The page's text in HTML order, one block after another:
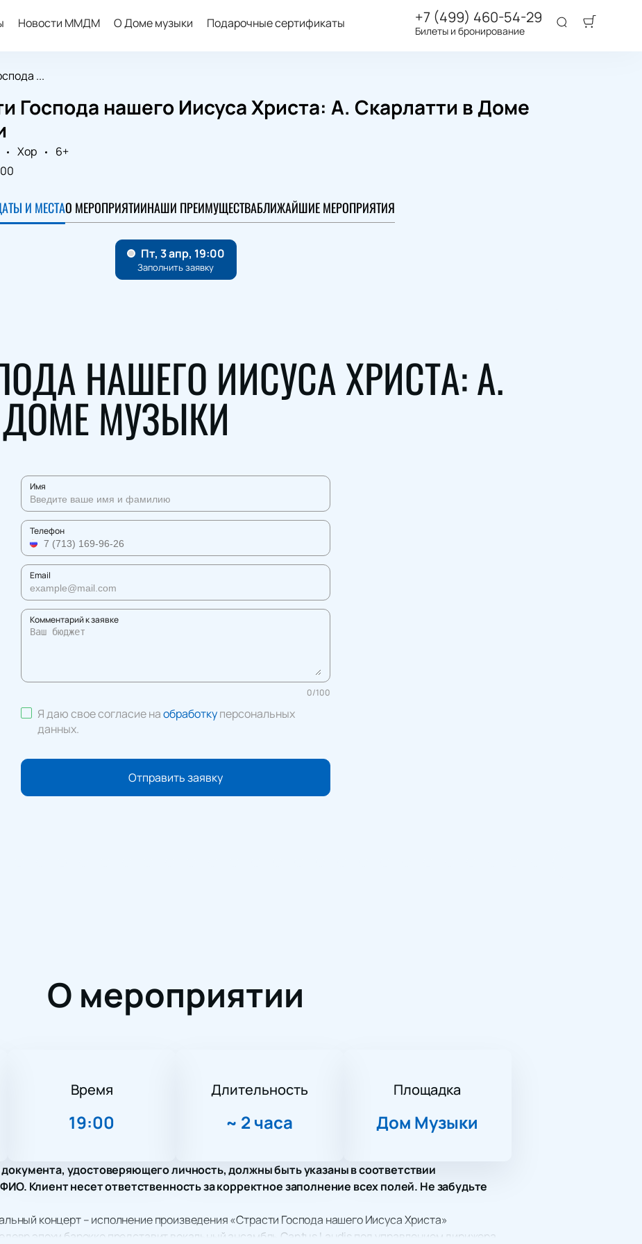
Новости ММДМ О Доме музыки Подарочные сертификаты +7 (499) 460-54-29
Билеты и бронирование
...
Господа нашего Иисуса Христа: А. Скарлатти в Доме
Хор
6+
И МЕСТАО МЕРОПРИЯТИИНАШИ ПРЕИМУЩЕСТВАБЛИЖАЙШИЕ МЕРОПРИЯТИЯ
НАШЕГО ИИСУСА ХРИСТА: А.
МУЗЫКИ
Имя
Телефон
Email
Комментарий к заявке
0/100
Я даю свое согласие наобработкуперсональных
данных.
Отправить заявку
О мероприятии
Время
19:00
Длительность
~ 2 часа
Площадка
Дом Музыки
удостоверяющего личность, должны быть указаны в соответствии
Клиент несет ответственность за корректное заполнение всех полей. Не забудьте
концерт – исполнение произведения «Страсти Господа нашего Иисуса Христа»
эпохи барокко представит вокальный ансамбль Cantus Laudis под управлением дирижера